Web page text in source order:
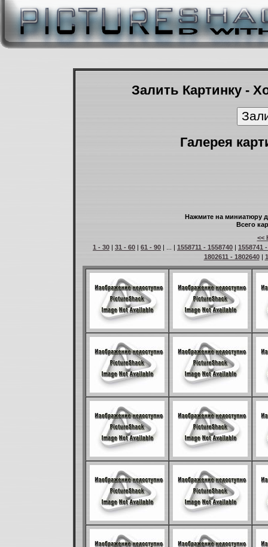
Залить Картинку -
Галерея
Нажмите на миниатюру
Всего
<<
1 - 30 | 31 - 60 | 61 - 90 | ... | 1558711 - 1558740 | 1558741
1802611 - 1802640|